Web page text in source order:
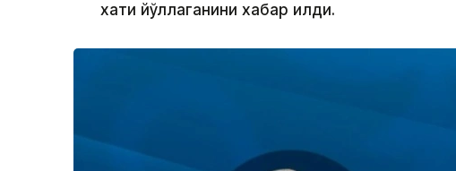
хати йўллаганини хабар қилди.